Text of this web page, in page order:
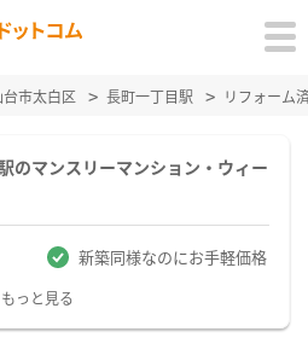
台市太白区 長町一丁目駅 リフォーム
のマンスリーマンション・ウィー
新築同様なのにお手軽価格
もっと見る